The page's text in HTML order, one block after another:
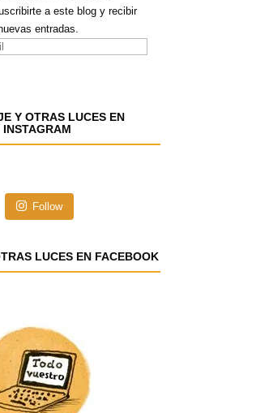
a este blog y recibir
entradas.
Y OTRAS LUCES EN
INSTAGRAM
Follow
LUCES EN FACEBOOK